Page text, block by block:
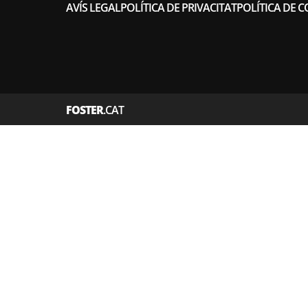
AVÍS LEGALPOLÍTICA DE PRIVACITATPOLÍTICA DE
FOSTER.CAT